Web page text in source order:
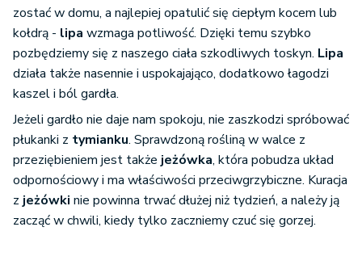
zostać w domu, a najlepiej opatulić się ciepłym kocem lub
kołdrą - lipa wzmaga potliwość. Dzięki temu szybko
pozbędziemy się z naszego ciała szkodliwych toskyn. Lipa
działa także nasennie i uspokajająco, dodatkowo łagodzi
kaszel i ból gardła.
Jeżeli gardło nie daje nam spokoju, nie zaszkodzi spróbować
płukanki z tymianku. Sprawdzoną rośliną w walce z
przeziębieniem jest także jeżówka, która pobudza układ
odpornościowy i ma właściwości przeciwgrzybiczne. Kuracja
z jeżówki nie powinna trwać dłużej niż tydzień, a należy ją
zacząć w chwili, kiedy tylko zaczniemy czuć się gorzej.